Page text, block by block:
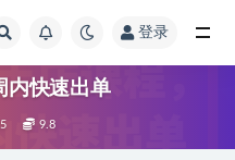
登录
内快速出单
9.8